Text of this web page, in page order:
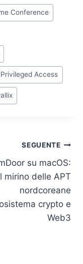
Conference
Privileged Access
SEGUENTE
su macOS:
mirino delle APT
nordcoreane
crypto e
Web3